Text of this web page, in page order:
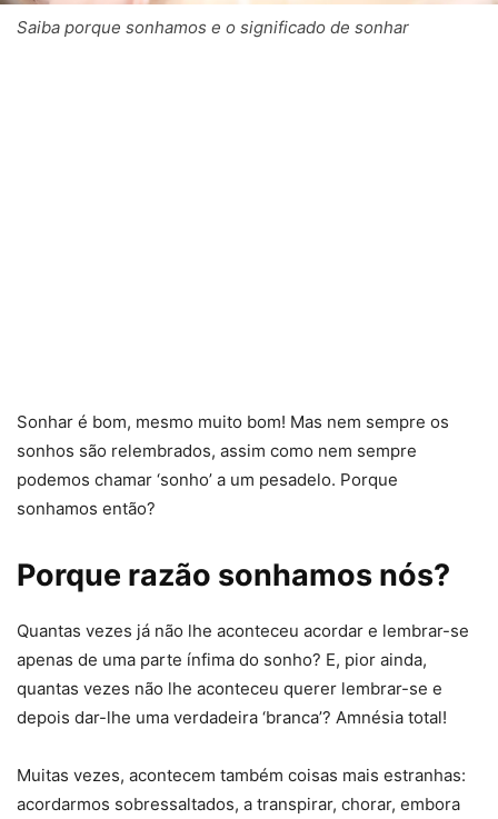
Saiba porque sonhamos e o significado de sonhar
Sonhar é bom, mesmo muito bom! Mas nem sempre os
sonhos são relembrados, assim como nem sempre
podemos chamar ‘sonho’ a um pesadelo. Porque
sonhamos então?
Porque razão sonhamos nós?
Quantas vezes já não lhe aconteceu acordar e lembrar-se
apenas de uma parte ínfima do sonho? E, pior ainda,
quantas vezes não lhe aconteceu querer lembrar-se e
depois dar-lhe uma verdadeira ‘branca’? Amnésia total!
Muitas vezes, acontecem também coisas mais estranhas:
acordarmos sobressaltados, a transpirar, chorar, embora